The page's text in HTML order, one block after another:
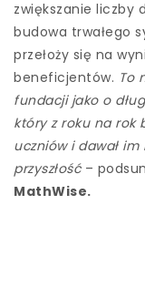
zwiększanie liczby
budowa trwałego
przełoży się na
beneficjentów. To
fundacji jako o
który z roku na rok
uczniów i dawał
przyszłość–
MathWise.